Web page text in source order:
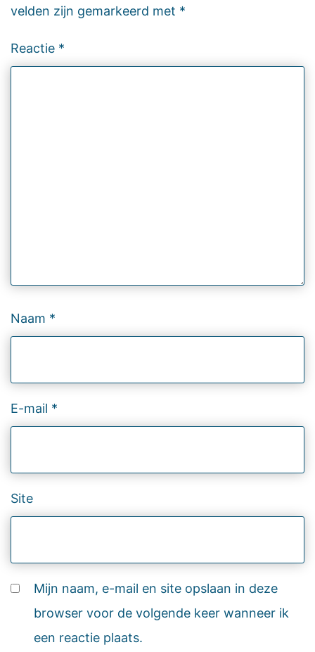
velden zijn gemarkeerd met *
Reactie *
Naam *
E-mail *
Site
Mijn naam, e-mail en site opslaan in deze
browser voor de volgende keer wanneer ik
een reactie plaats.